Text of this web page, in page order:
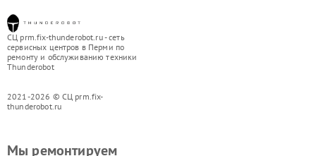
СЦ prm.fix-thunderobot.ru - сеть
сервисных центров в Перми по
ремонту и обслуживанию техники
Thunderobot
2021-2026 © СЦ prm.fix-
thunderobot.ru
Мы ремонтируем